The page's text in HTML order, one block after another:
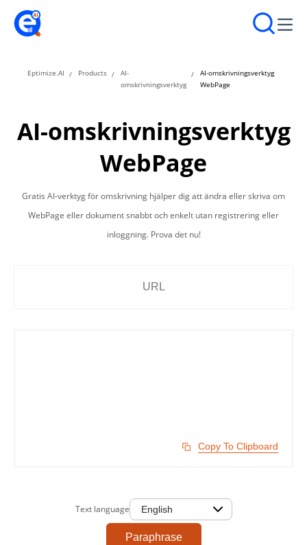
Eptimize.AI Products
AI-
omskrivningsverktyg
AI-omskrivningsverktyg
WebPage
AI-omskrivningsverktyg
WebPage
Gratis AI-verktyg för omskrivning hjälper dig att ändra eller skriva om
WebPage eller dokument snabbt och enkelt utan registrering eller
inloggning. Prova det nu!
Copy To Clipboard
Text language
Paraphrase